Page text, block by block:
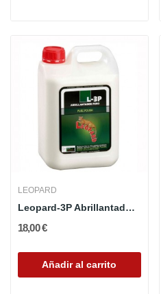
LEOPARD
Leopard-3P Abrillantador Puro
18,00 €
Añadir al carrito